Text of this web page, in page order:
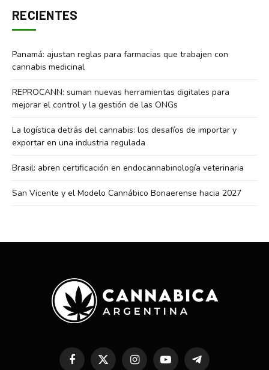
RECIENTES
Panamá: ajustan reglas para farmacias que trabajen con
cannabis medicinal
REPROCANN: suman nuevas herramientas digitales para
mejorar el control y la gestión de las ONGs
La logística detrás del cannabis: los desafíos de importar y
exportar en una industria regulada
Brasil: abren certificación en endocannabinología veterinaria
San Vicente y el Modelo Cannábico Bonaerense hacia 2027
FacebookX InstagramYouTubeTelegram